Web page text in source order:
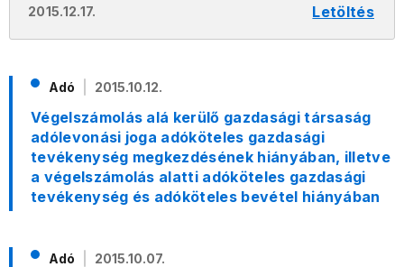
2015.12.17. Letöltés
Adó 2015.10.12.
Végelszámolás alá kerülő gazdasági társaság
adólevonási joga adóköteles gazdasági
tevékenység megkezdésének hiányában, illetve
a végelszámolás alatti adóköteles gazdasági
tevékenység és adóköteles bevétel hiányában
Adó 2015.10.07.